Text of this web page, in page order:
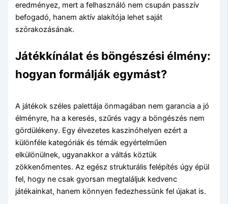
eredményez, mert a felhasználó nem csupán passzív
befogadó, hanem aktív alakítója lehet saját
szórakozásának.
Játékkínálat és böngészési élmény:
hogyan formálják egymást?
A játékok széles palettája önmagában nem garancia a jó
élményre, ha a keresés, szűrés vagy a böngészés nem
gördülékeny. Egy élvezetes kaszinóhelyen ezért a
különféle kategóriák és témák egyértelműen
elkülönülnek, ugyanakkor a váltás köztük
zökkenőmentes. Az egész strukturális felépítés úgy épül
fel, hogy ne csak gyorsan megtaláljuk kedvenc
játékainkat, hanem könnyen fedezhessünk fel újakat is.